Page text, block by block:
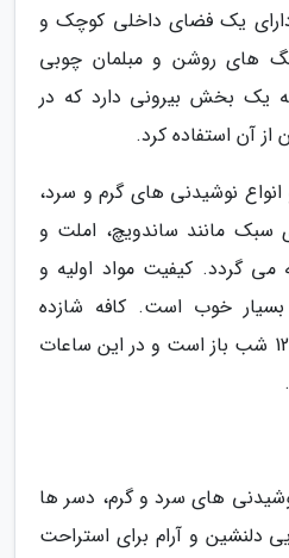
یک فضای داخلی کوچک و
های روشن و مبلمان چوبی
یک بخش بیرونی دارد که در
آن استفاده کرد.
انواع نوشیدنی های گرم و سرد،
مانند ساندویچ، املت و
می گردد. کیفیت مواد اولیه و
خوب است. کافه شازده
کوچولو از ساعت 9 صبح تا 12 شب باز است و در این ساعات
نوشیدنی های سرد و گرم، دسر ها
دلنشین و آرام برای استراحت